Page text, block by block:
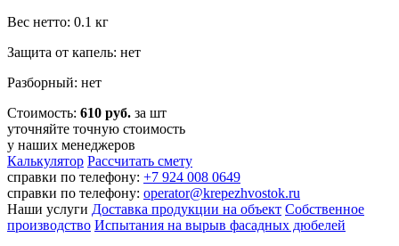
Вес нетто: 0.1 кг
Защита от капель: нет
Разборный: нет
Стоимость: 610 руб. за шт
уточняйте точную стоимость
у наших менеджеров
Калькулятор Рассчитать смету
справки по телефону: +7 924 008 0649
справки по телефону: operator@krepezhvostok.ru
Наши услуги Доставка продукции на объект Собственное
производство Испытания на вырыв фасадных дюбелей